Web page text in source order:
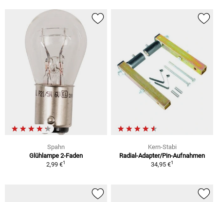
Spahn
Glühlampe 2-Faden
2,99 €1
Kern-Stabi
Radial-Adapter/Pin-Aufnahmen
34,95 €1